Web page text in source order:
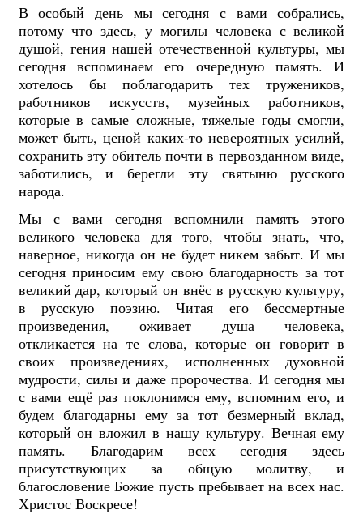
В особый день мы сегодня с вами собрались,
потому что здесь, у могилы человека с великой
душой, гения нашей отечественной культуры, мы
сегодня вспоминаем его очередную память. И
хотелось бы поблагодарить тех тружеников,
работников искусств, музейных работников,
которые в самые сложные, тяжелые годы смогли,
может быть, ценой каких-то невероятных усилий,
сохранить эту обитель почти в первозданном виде,
заботились, и берегли эту святыню русского
народа.
Мы с вами сегодня вспомнили память этого
великого человека для того, чтобы знать, что,
наверное, никогда он не будет никем забыт. И мы
сегодня приносим ему свою благодарность за тот
великий дар, который он внёс в русскую культуру,
в русскую поэзию. Читая его бессмертные
произведения, оживает душа человека,
откликается на те слова, которые он говорит в
своих произведениях, исполненных духовной
мудрости, силы и даже пророчества. И сегодня мы
с вами ещё раз поклонимся ему, вспомним его, и
будем благодарны ему за тот безмерный вклад,
который он вложил в нашу культуру. Вечная ему
память. Благодарим всех сегодня здесь
присутствующих за общую молитву, и
благословение Божие пусть пребывает на всех нас.
Христос Воскресе!